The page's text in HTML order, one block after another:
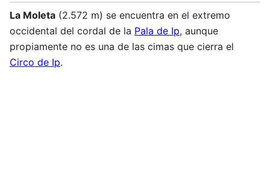
La Moleta (2.572 m) se encuentra en el extremo
occidental del cordal de la Pala de Ip, aunque
propiamente no es una de las cimas que cierra el
Circo de Ip.